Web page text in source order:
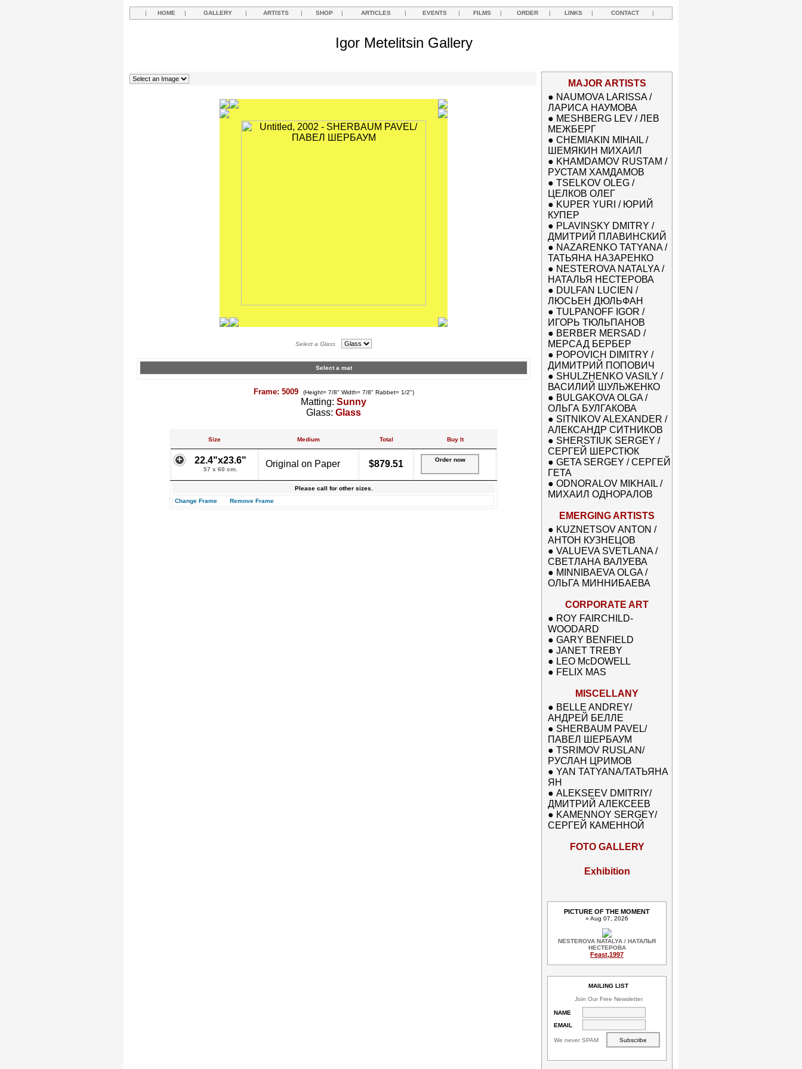
| HOME | GALLERY | ARTISTS | SHOP | ARTICLES | EVENTS | FILMS | ORDER | LINKS | CONTACT |
Igor Metelitsin Gallery
Select a Glass
Select a mat
Frame: 5009 (Height= 7/8" Width= 7/8" Rabbet= 1/2")
Matting: Sunny
Glass: Glass
Size Medium Total Buy It
22.4"x23.6"
57 x 60 cm.
Original on Paper $879.51 Order now
Please call for other sizes.
Change Frame
Remove Frame
MAJOR ARTISTS
● NAUMOVA LARISSA /
ЛАРИСА НАУМОВА
● MESHBERG LEV / ЛЕВ
МЕЖБЕРГ
● CHEMIAKIN MIHAIL /
ШЕМЯКИН МИХАИЛ
● KHAMDAMOV RUSTAM /
РУСТАМ ХАМДАМОВ
● TSELKOV OLEG /
ЦЕЛКОВ ОЛЕГ
● KUPER YURI / ЮРИЙ
КУПЕР
● PLAVINSKY DMITRY /
ДМИТРИЙ ПЛАВИНСКИЙ
● NAZARENKO TATYANA /
ТАТЬЯНА НАЗАРЕНКО
● NESTEROVA NATALYA /
НАТАЛЬЯ НЕСТЕРОВА
● DULFAN LUCIEN /
ЛЮСЬЕН ДЮЛЬФАН
● TULPANOFF IGOR /
ИГОРЬ ТЮЛЬПАНОВ
● BERBER MERSAD /
МЕРСАД БЕРБЕР
● POPOVICH DIMITRY /
ДИМИТРИЙ ПОПОВИЧ
● SHULZHENKO VASILY /
ВАСИЛИЙ ШУЛЬЖЕНКО
● BULGAKOVA OLGA /
ОЛЬГА БУЛГАКОВА
● SITNIKOV ALEXANDER /
АЛЕКСАНДР СИТНИКОВ
● SHERSTIUK SERGEY /
СЕРГЕЙ ШЕРСТЮК
● GETA SERGEY / СЕРГЕЙ
ГЕТА
● ODNORALOV MIKHAIL /
МИХАИЛ ОДНОРАЛОВ
EMERGING ARTISTS
● KUZNETSOV ANTON /
АНТОН КУЗНЕЦОВ
● VALUEVA SVETLANA /
СВЕТЛАНА ВАЛУЕВА
● MINNIBAEVA OLGA /
ОЛЬГА МИННИБАЕВА
CORPORATE ART
● ROY FAIRCHILD-
WOODARD
● GARY BENFIELD
● JANET TREBY
● LEO McDOWELL
● FELIX MAS
MISCELLANY
● BELLE ANDREY/
АНДРЕЙ БЕЛЛЕ
● SHERBAUM PAVEL/
ПАВЕЛ ШЕРБАУМ
● TSRIMOV RUSLAN/
РУСЛАН ЦРИМОВ
● YAN TATYANA/ТАТЬЯНА
ЯН
● ALEKSEEV DMITRIY/
ДМИТРИЙ АЛЕКСЕЕВ
● KAMENNOY SERGEY/
СЕРГЕЙ КАМЕННОЙ
FOTO GALLERY
Exhibition
PICTURE OF THE MOMENT
» Aug 07, 2026
NESTEROVA NATALYA / НАТАЛЬЯ
НЕСТЕРОВА
Feast,1997
MAILING LIST
Join Our Free Newsletter
NAME
EMAIL
We never SPAM